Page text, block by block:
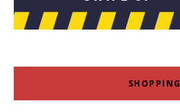
SHOPPING